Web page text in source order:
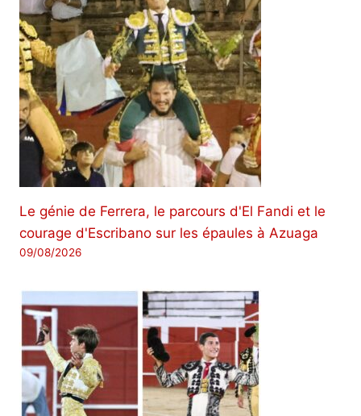
Le génie de Ferrera, le parcours d'El Fandi et le
courage d'Escribano sur les épaules à Azuaga
09/08/2026